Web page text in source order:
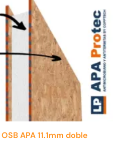
APA 11.1mm doble